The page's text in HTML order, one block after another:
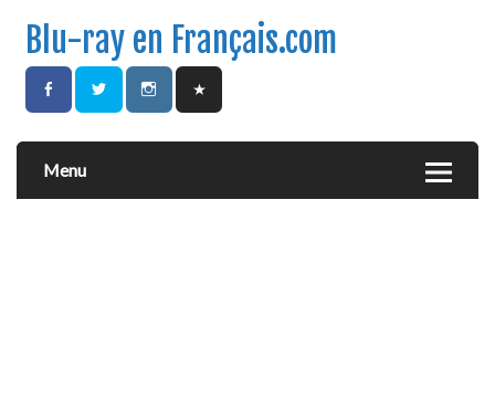
Blu-ray en Français.com
Menu